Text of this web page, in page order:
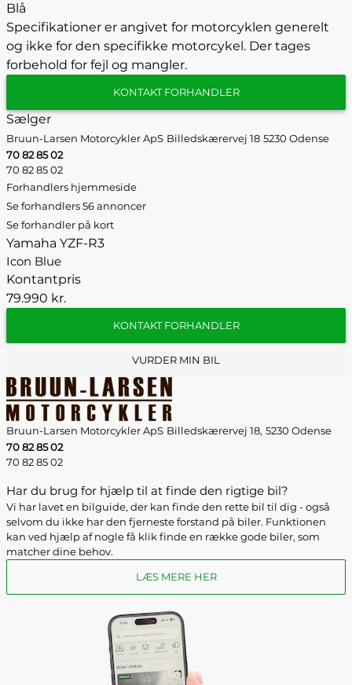
Blå
Specifikationer er angivet for motorcyklen generelt
og ikke for den specifikke motorcykel. Der tages
forbehold for fejl og mangler.
KONTAKT FORHANDLER
Sælger
Bruun-Larsen Motorcykler ApS Billedskærervej 18 5230 Odense
70 82 85 02
70 82 85 02
Forhandlers hjemmeside
Se forhandlers 56 annoncer
Se forhandler på kort
Yamaha YZF-R3
Icon Blue
Kontantpris
79.990 kr.
KONTAKT FORHANDLER
VURDER MIN BIL
Bruun-Larsen Motorcykler ApS Billedskærervej 18, 5230 Odense
70 82 85 02
70 82 85 02
Har du brug for hjælp til at finde den rigtige bil?
Vi har lavet en bilguide, der kan finde den rette bil til dig - også
selvom du ikke har den fjerneste forstand på biler. Funktionen
kan ved hjælp af nogle få klik finde en række gode biler, som
matcher dine behov.
LÆS MERE HER